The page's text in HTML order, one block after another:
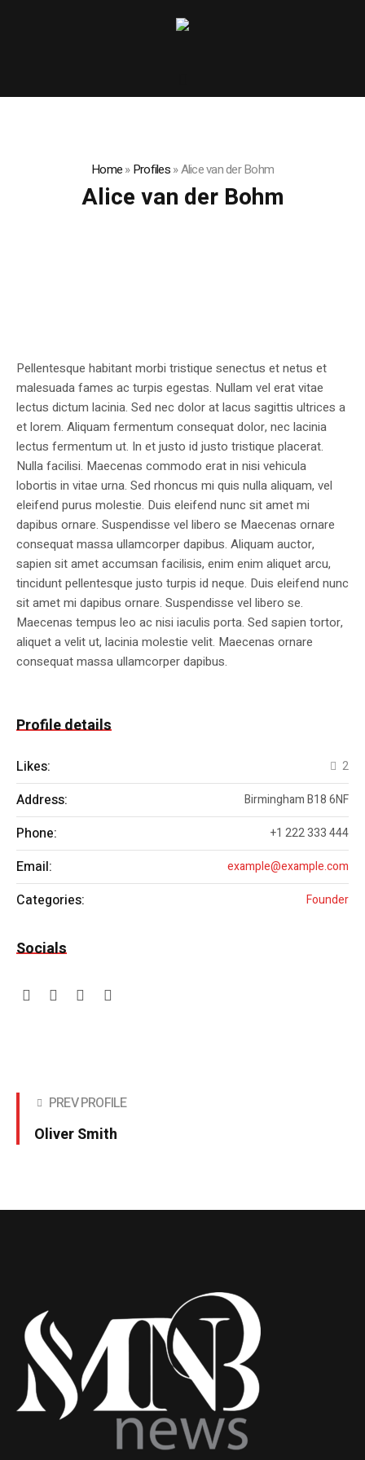
Home»Profiles»Alice van der Bohm
Alice van der Bohm
Pellentesque habitant morbi tristique senectus et netus et
malesuada fames ac turpis egestas. Nullam vel erat vitae
lectus dictum lacinia. Sed nec dolor at lacus sagittis ultrices a
et lorem. Aliquam fermentum consequat dolor, nec lacinia
lectus fermentum ut. In et justo id justo tristique placerat.
Nulla facilisi. Maecenas commodo erat in nisi vehicula
lobortis in vitae urna. Sed rhoncus mi quis nulla aliquam, vel
eleifend purus molestie. Duis eleifend nunc sit amet mi
dapibus ornare. Suspendisse vel libero se Maecenas ornare
consequat massa ullamcorper dapibus. Aliquam auctor,
sapien sit amet accumsan facilisis, enim enim aliquet arcu,
tincidunt pellentesque justo turpis id neque. Duis eleifend nunc
sit amet mi dapibus ornare. Suspendisse vel libero se.
Maecenas tempus leo ac nisi iaculis porta. Sed sapien tortor,
aliquet a velit ut, lacinia molestie velit. Maecenas ornare
consequat massa ullamcorper dapibus.
Profile details
Likes: 2
Address: Birmingham B18 6NF
Phone: +1 222 333 444
Email: example@example.com
Categories: Founder
Socials
PREV PROFILE
Oliver Smith